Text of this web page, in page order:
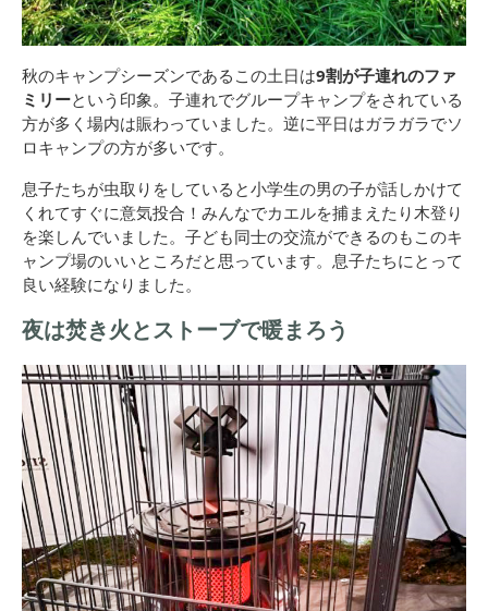
秋のキャンプシーズンであるこの土日は9割が子連れのファ
ミリーという印象。子連れでグループキャンプをされている
方が多く場内は賑わっていました。逆に平日はガラガラでソ
ロキャンプの方が多いです。
息子たちが虫取りをしていると小学生の男の子が話しかけて
くれてすぐに意気投合！みんなでカエルを捕まえたり木登り
を楽しんでいました。子ども同士の交流ができるのもこのキ
ャンプ場のいいところだと思っています。息子たちにとって
良い経験になりました。
夜は焚き火とストーブで暖まろう